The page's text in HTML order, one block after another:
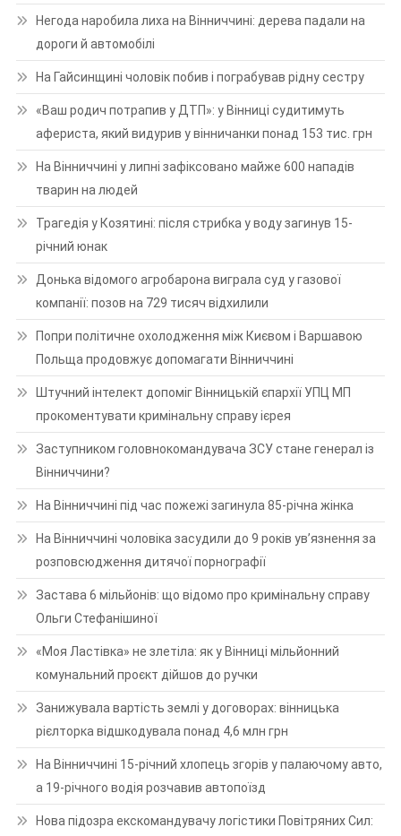
Негода наробила лиха на Вінниччині: дерева падали на
дороги й автомобілі
На Гайсинщині чоловік побив і пограбував рідну сестру
«Ваш родич потрапив у ДТП»: у Вінниці судитимуть
афериста, який видурив у вінничанки понад 153 тис. грн
На Вінниччині у липні зафіксовано майже 600 нападів
тварин на людей
Трагедія у Козятині: після стрибка у воду загинув 15-
річний юнак
Донька відомого агробарона виграла суд у газової
компанії: позов на 729 тисяч відхилили
Попри політичне охолодження між Києвом і Варшавою
Польща продовжує допомагати Вінниччині
Штучний інтелект допоміг Вінницькій єпархії УПЦ МП
прокоментувати кримінальну справу ієрея
Заступником головнокомандувача ЗСУ стане генерал із
Вінниччини?
На Вінниччині під час пожежі загинула 85-річна жінка
На Вінниччині чоловіка засудили до 9 років ув’язнення за
розповсюдження дитячої порнографії
Застава 6 мільйонів: що відомо про кримінальну справу
Ольги Стефанішиної
«Моя Ластівка» не злетіла: як у Вінниці мільйонний
комунальний проєкт дійшов до ручки
Занижувала вартість землі у договорах: вінницька
рієлторка відшкодувала понад 4,6 млн грн
На Вінниччині 15-річний хлопець згорів у палаючому авто,
а 19-річного водія розчавив автопоїзд
Нова підозра екскомандувачу логістики Повітряних Сил: